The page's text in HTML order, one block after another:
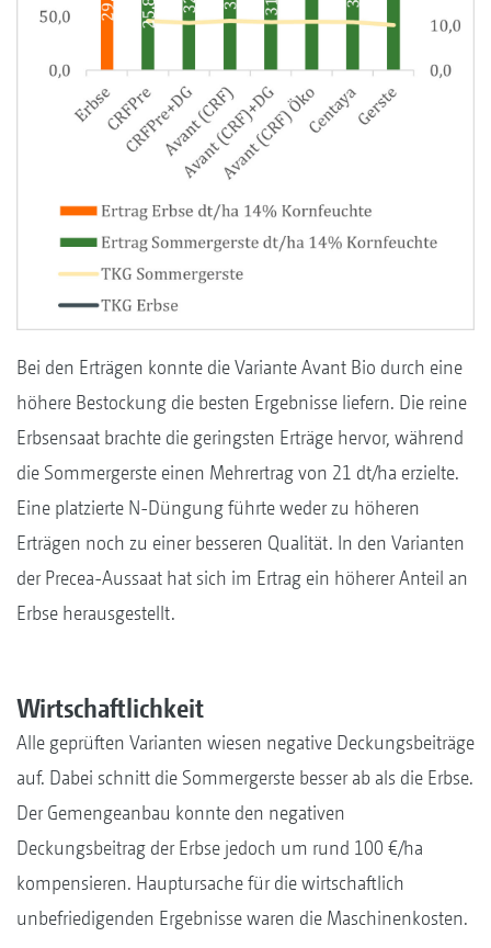
Bei den Erträgen konnte die Variante Avant Bio durch eine
höhere Bestockung die besten Ergebnisse liefern. Die reine
Erbsensaat brachte die geringsten Erträge hervor, während
die Sommergerste einen Mehrertrag von 21 dt/ha erzielte.
Eine platzierte N-Düngung führte weder zu höheren
Erträgen noch zu einer besseren Qualität. In den Varianten
der Precea-Aussaat hat sich im Ertrag ein höherer Anteil an
Erbse herausgestellt.
Wirtschaftlichkeit
Alle geprüften Varianten wiesen negative Deckungsbeiträge
auf. Dabei schnitt die Sommergerste besser ab als die Erbse.
Der Gemengeanbau konnte den negativen
Deckungsbeitrag der Erbse jedoch um rund 100 €/ha
kompensieren. Hauptursache für die wirtschaftlich
unbefriedigenden Ergebnisse waren die Maschinenkosten.